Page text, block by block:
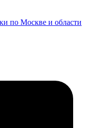
по Москве и области